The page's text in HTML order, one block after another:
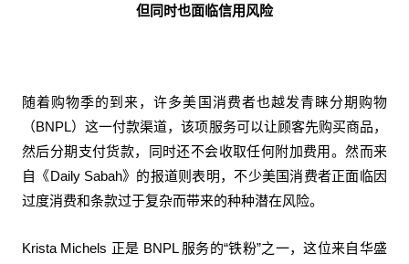
但同时也面临信用风险
随着购物季的到来，许多美国消费者也越发青睐分期购物
（BNPL）这一付款渠道，该项服务可以让顾客先购买商品，
然后分期支付货款，同时还不会收取任何附加费用。然而来
自《Daily Sabah》的报道则表明，不少美国消费者正面临因
过度消费和条款过于复杂而带来的种种潜在风险。
Krista Michels 正是 BNPL 服务的“铁粉”之一，这位来自华盛